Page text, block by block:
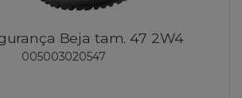
Beja tam. 47 2W4
005003020547